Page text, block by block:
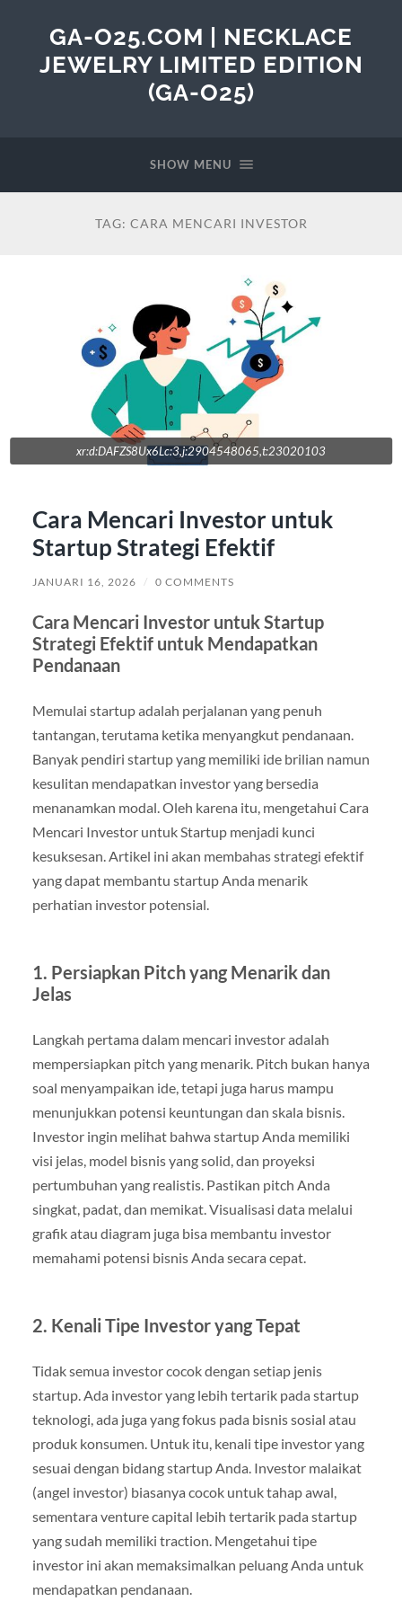
GA-O25.COM | NECKLACE
JEWELRY LIMITED EDITION
(GA-O25)
SHOW MENU
TAG: CARA MENCARI INVESTOR
xr:d:DAFZS8Ux6Lc:3,j:2904548065,t:23020103
Cara Mencari Investor untuk
Startup Strategi Efektif
JANUARI 16, 2026 / 0 COMMENTS
Cara Mencari Investor untuk Startup
Strategi Efektif untuk Mendapatkan
Pendanaan
Memulai startup adalah perjalanan yang penuh
tantangan, terutama ketika menyangkut pendanaan.
Banyak pendiri startup yang memiliki ide brilian namun
kesulitan mendapatkan investor yang bersedia
menanamkan modal. Oleh karena itu, mengetahui Cara
Mencari Investor untuk Startup menjadi kunci
kesuksesan. Artikel ini akan membahas strategi efektif
yang dapat membantu startup Anda menarik
perhatian investor potensial.
1. Persiapkan Pitch yang Menarik dan
Jelas
Langkah pertama dalam mencari investor adalah
mempersiapkan pitch yang menarik. Pitch bukan hanya
soal menyampaikan ide, tetapi juga harus mampu
menunjukkan potensi keuntungan dan skala bisnis.
Investor ingin melihat bahwa startup Anda memiliki
visi jelas, model bisnis yang solid, dan proyeksi
pertumbuhan yang realistis. Pastikan pitch Anda
singkat, padat, dan memikat. Visualisasi data melalui
grafik atau diagram juga bisa membantu investor
memahami potensi bisnis Anda secara cepat.
2. Kenali Tipe Investor yang Tepat
Tidak semua investor cocok dengan setiap jenis
startup. Ada investor yang lebih tertarik pada startup
teknologi, ada juga yang fokus pada bisnis sosial atau
produk konsumen. Untuk itu, kenali tipe investor yang
sesuai dengan bidang startup Anda. Investor malaikat
(angel investor) biasanya cocok untuk tahap awal,
sementara venture capital lebih tertarik pada startup
yang sudah memiliki traction. Mengetahui tipe
investor ini akan memaksimalkan peluang Anda untuk
mendapatkan pendanaan.